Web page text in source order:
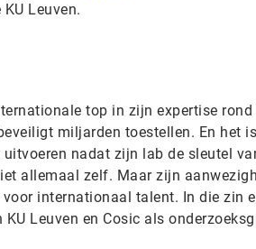
Leuven.
top in zijn expertise rond
miljarden toestellen. En het
nadat zijn lab de sleutel
allemaal zelf. Maar zijn
internationaal talent. In die zin
Leuven en Cosic als